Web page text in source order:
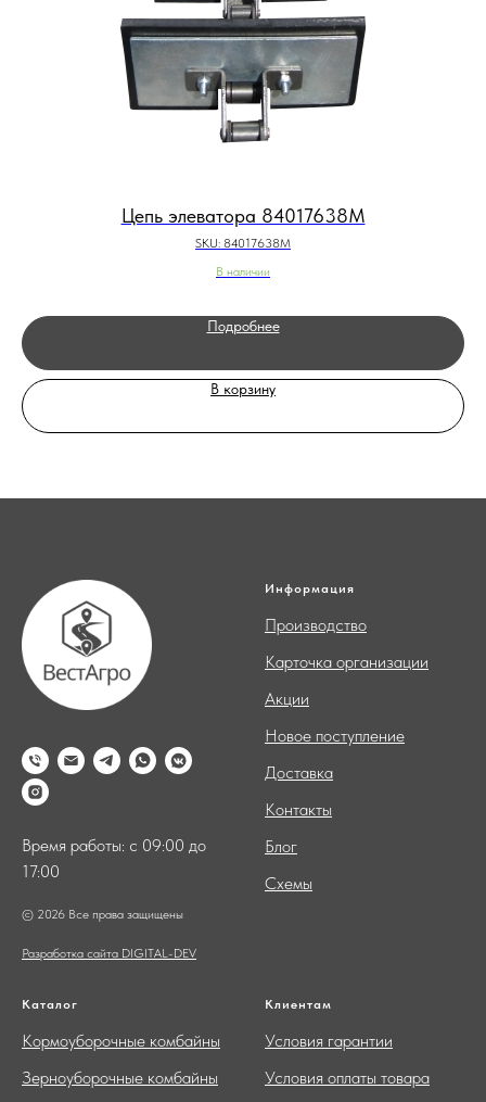
Цепь элеватора 84017638M
SKU: 84017638M
В наличии
Подробнее
В корзину
Время работы: с 09:00 до
17:00
© 2026 Все права защищены
Разработка сайта DIGITAL-DEV
Информация
Производство
Карточка организации
Акции
Новое поступление
Доставка
Контакты
Блог
Схемы
Каталог
Кормоуборочные комбайны
Зерноуборочные комбайны
Клиентам
Условия гарантии
Условия оплаты товара